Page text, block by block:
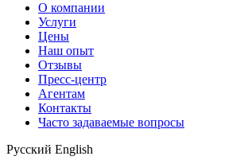
О компании
Услуги
Цены
Наш опыт
Отзывы
Пресс-центр
Агентам
Контакты
Часто задаваемые вопросы
Русский English